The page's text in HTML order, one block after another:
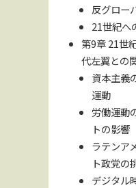
反グロー
21世紀へ
第9章 21世
代左翼との
資本主義
運動
労働運動
トの影響
ラテンア
ト政党の
デジタル